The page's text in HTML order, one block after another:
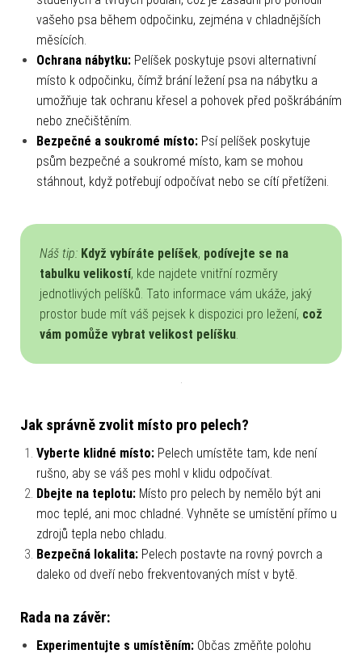
vašeho psa během odpočinku, zejména v chladnějších
měsících.
Ochrana nábytku: Pelíšek poskytuje psovi alternativní
místo k odpočinku, čímž brání ležení psa na nábytku a
umožňuje tak ochranu křesel a pohovek před poškrábáním
nebo znečištěním.
Bezpečné a soukromé místo: Psí pelíšek poskytuje
psům bezpečné a soukromé místo, kam se mohou
stáhnout, když potřebují odpočívat nebo se cítí přetíženi.
Náš tip: Když vybíráte pelíšek, podívejte se na
tabulku velikostí, kde najdete vnitřní rozměry
jednotlivých pelíšků. Tato informace vám ukáže, jaký
prostor bude mít váš pejsek k dispozici pro ležení, což
vám pomůže vybrat velikost pelíšku.
Jak správně zvolit místo pro pelech?
Vyberte klidné místo: Pelech umístěte tam, kde není
rušno, aby se váš pes mohl v klidu odpočívat.
Dbejte na teplotu: Místo pro pelech by nemělo být ani
moc teplé, ani moc chladné. Vyhněte se umístění přímo u
zdrojů tepla nebo chladu.
Bezpečná lokalita: Pelech postavte na rovný povrch a
daleko od dveří nebo frekventovaných míst v bytě.
Rada na závěr:
Experimentujte s umístěním: Občas změňte polohu